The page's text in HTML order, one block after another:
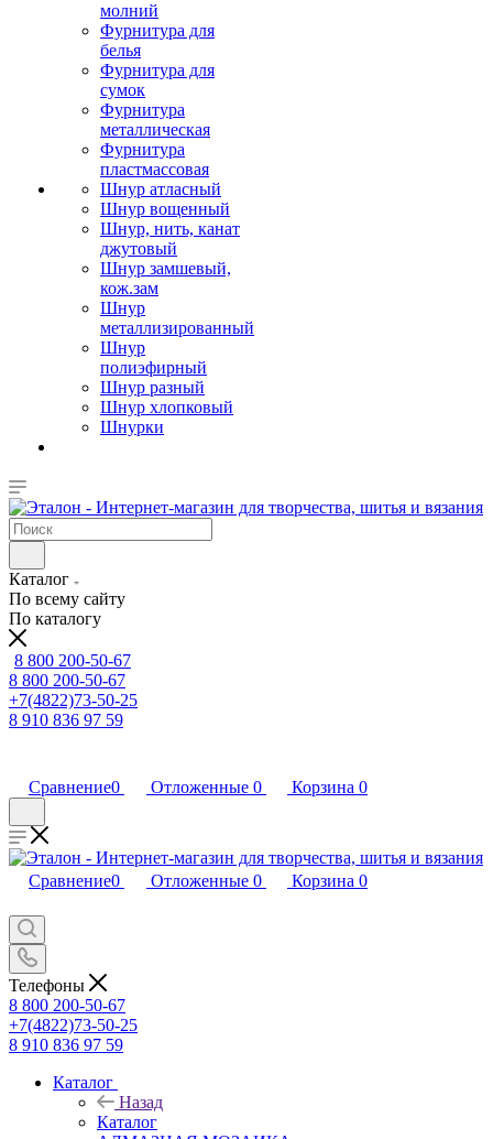
молний
Фурнитура для
белья
Фурнитура для
сумок
Фурнитура
металлическая
Фурнитура
пластмассовая
Шнур атласный
Шнур вощенный
Шнур, нить, канат
джутовый
Шнур замшевый,
кож.зам
Шнур
металлизированный
Шнур
полиэфирный
Шнур разный
Шнур хлопковый
Шнурки
Каталог
По всему сайту
По каталогу
8 800 200-50-67
8 800 200-50-67
+7(4822)73-50-25
8 910 836 97 59
Сравнение0 Отложенные 0 Корзина 0
Сравнение0 Отложенные 0 Корзина 0
Телефоны
8 800 200-50-67
+7(4822)73-50-25
8 910 836 97 59
Каталог
Назад
Каталог